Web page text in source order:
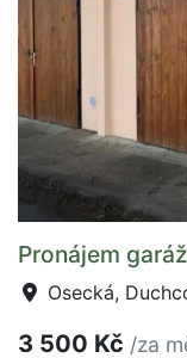
Pronájem
Osecká,
3 500 Kč /za